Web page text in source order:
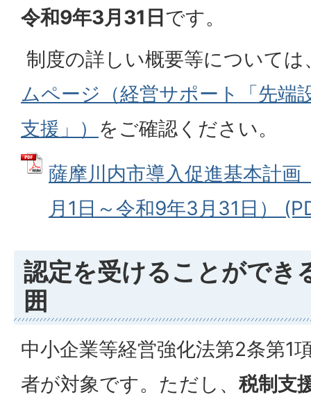
令和9年3月31日です。
制度の詳しい概要等については
ムページ（経営サポート「先端
支援」） をご確認ください。
薩摩川内市導入促進基本計
月1日～令和9年3月31日）
認定を受けることができ
囲
中小企業等経営強化法第2条第1
者が対象です。ただし、 税制支